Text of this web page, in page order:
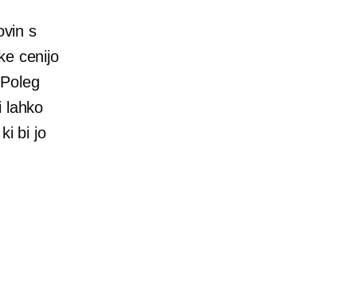
s
cenijo
lahko
bi jo